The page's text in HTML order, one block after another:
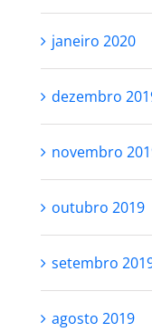
janeiro 2020
dezembro
novembro
outubro 2019
setembro
agosto 2019